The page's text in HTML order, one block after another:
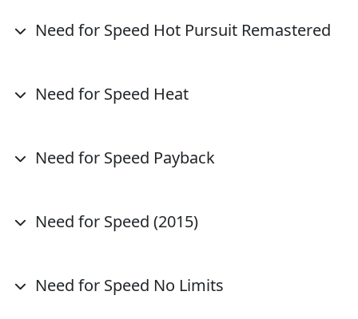
Need for Speed Hot Pursuit Remastered
Need for Speed Heat
Need for Speed Payback
Need for Speed (2015)
Need for Speed No Limits